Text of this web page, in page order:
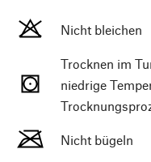
Nicht bleichen
Trocknen im
niedrige
Nicht bügeln